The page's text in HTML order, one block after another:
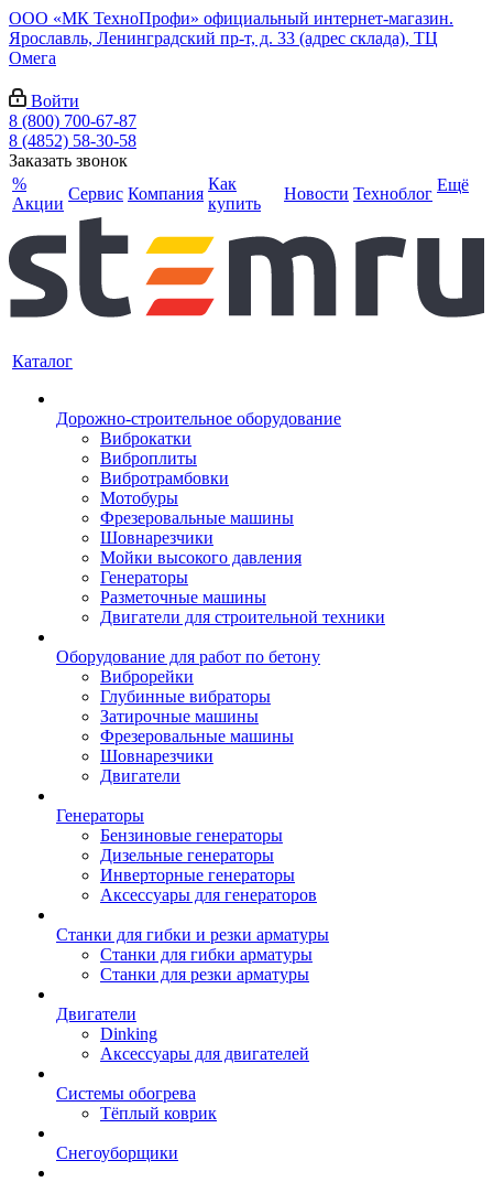
ООО «МК ТехноПрофи» официальный интернет-магазин.
Ярославль, Ленинградский пр-т, д. 33 (адрес склада), ТЦ
Омега
Войти
8 (800) 700-67-87
8 (4852) 58-30-58
Заказать звонок
%
Акции
Сервис Компания
Как
купить
Новости Техноблог Ещё
Каталог
Дорожно-строительное оборудование
Виброкатки
Виброплиты
Вибротрамбовки
Мотобуры
Фрезеровальные машины
Шовнарезчики
Мойки высокого давления
Генераторы
Разметочные машины
Двигатели для строительной техники
Оборудование для работ по бетону
Виброрейки
Глубинные вибраторы
Затирочные машины
Фрезеровальные машины
Шовнарезчики
Двигатели
Генераторы
Бензиновые генераторы
Дизельные генераторы
Инверторные генераторы
Аксессуары для генераторов
Станки для гибки и резки арматуры
Станки для гибки арматуры
Станки для резки арматуры
Двигатели
Dinking
Аксессуары для двигателей
Системы обогрева
Тёплый коврик
Снегоуборщики